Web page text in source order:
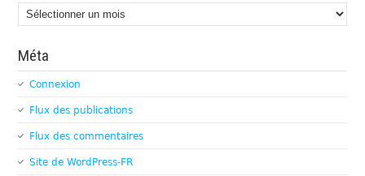
Archives
Méta
Connexion
Flux des publications
Flux des commentaires
Site de WordPress-FR